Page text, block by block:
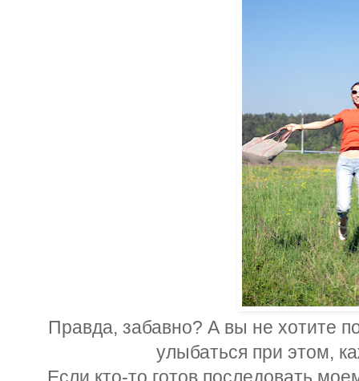
Правда, забавно? А вы не хотите
улыбаться при этом,